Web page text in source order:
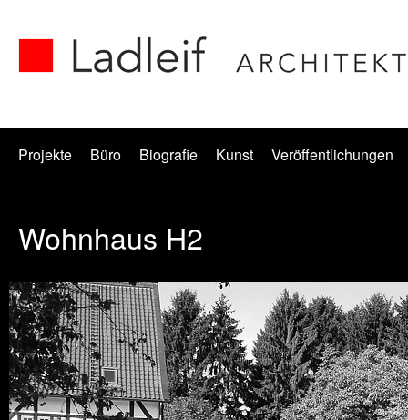
Projekte Büro Biografie Kunst Veröffentlichungen
Wohnhaus H2